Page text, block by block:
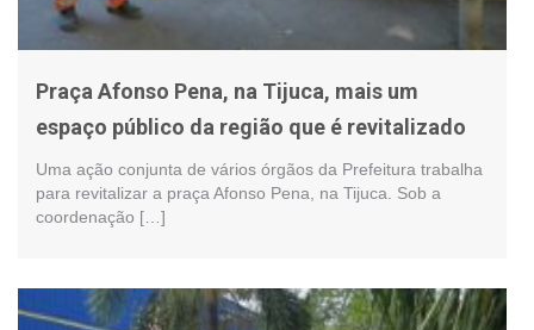
Praça Afonso Pena, na Tijuca, mais um
espaço público da região que é revitalizado
Uma ação conjunta de vários órgãos da Prefeitura trabalha
para revitalizar a praça Afonso Pena, na Tijuca. Sob a
coordenação […]